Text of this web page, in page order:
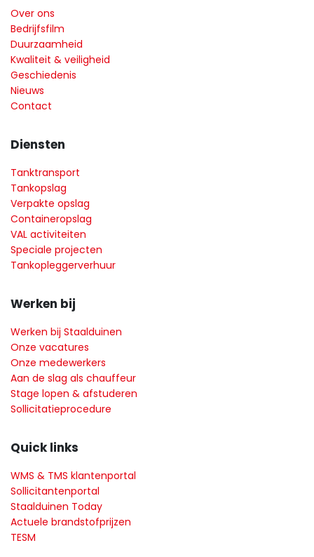
Over ons
Bedrijfsfilm
Duurzaamheid
Kwaliteit & veiligheid
Geschiedenis
Nieuws
Contact
Diensten
Tanktransport
Tankopslag
Verpakte opslag
Containeropslag
VAL activiteiten
Speciale projecten
Tankopleggerverhuur
Werken bij
Werken bij Staalduinen
Onze vacatures
Onze medewerkers
Aan de slag als chauffeur
Stage lopen & afstuderen
Sollicitatieprocedure
Quick links
WMS & TMS klantenportal
Sollicitantenportal
Staalduinen Today
Actuele brandstofprijzen
TESM